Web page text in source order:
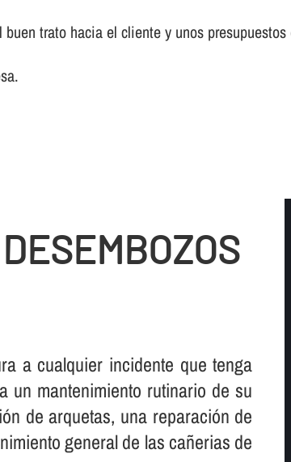
trato hacia el cliente y unos
a cualquier incidente que tenga
un mantenimiento rutinario de su
de arquetas, una reparación de
general de las cañerias de